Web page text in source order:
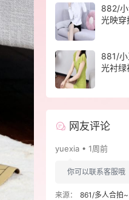
882/
光映穿
881/
光衬绿
网友评论
yuexia • 1周前
你可以联系客服哦
来源：
861/多人合拍